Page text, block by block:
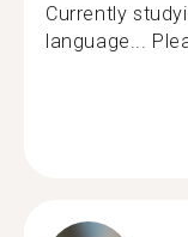
Currently
language...